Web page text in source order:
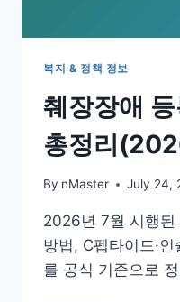
복지 & 정책 정보
췌장장애
총정리
By nMaster July 24,
2026년 7월 시행된
방법, C펩타이드·
를 공식 기준으로